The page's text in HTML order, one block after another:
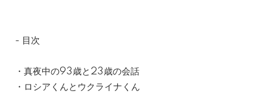
- 目次
・真夜中の93歳と23歳の会話
・ロシアくんとウクライナくん